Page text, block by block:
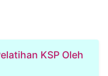
KSP Oleh